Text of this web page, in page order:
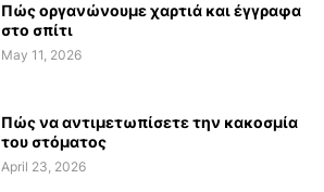
Πώς οργανώνουμε χαρτιά και έγγραφα
στο σπίτι
May 11, 2026
Πώς να αντιμετωπίσετε την κακοσμία
του στόματος
April 23, 2026